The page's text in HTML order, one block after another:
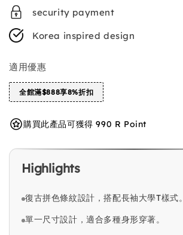
security payment
Korea inspired design
適用優惠
全館滿$888享8%折扣
購買此產品可獲得 990 R Point
Highlights
復古拼色條紋設計，搭配長袖大學T樣式。
單一尺寸設計，適合多種身形穿著。